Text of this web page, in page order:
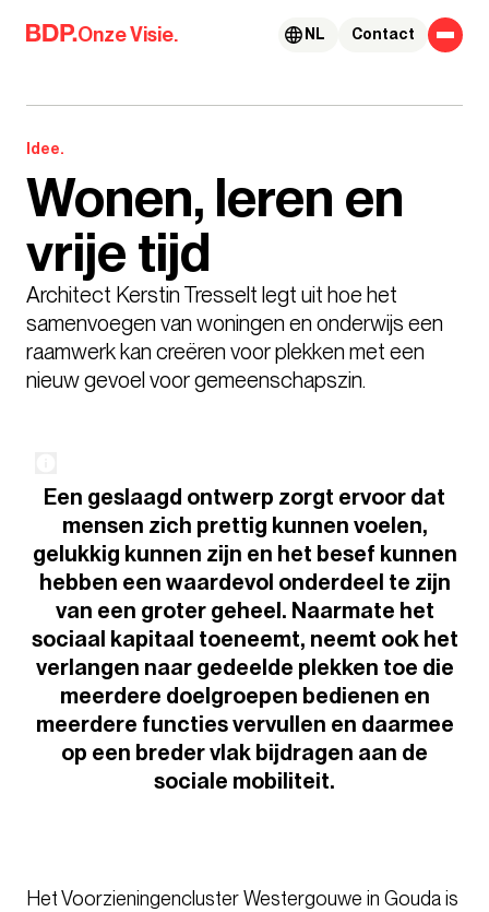
Skip to content
Onze Visie. Contact
NL
Idee.
Wonen, leren en
vrije tijd
Architect Kerstin Tresselt legt uit hoe het
samenvoegen van woningen en onderwijs een
raamwerk kan creëren voor plekken met een
nieuw gevoel voor gemeenschapszin.
Een geslaagd ontwerp zorgt ervoor dat
mensen zich prettig kunnen voelen,
gelukkig kunnen zijn en het besef kunnen
hebben een waardevol onderdeel te zijn
van een groter geheel. Naarmate het
sociaal kapitaal toeneemt, neemt ook het
verlangen naar gedeelde plekken toe die
meerdere doelgroepen bedienen en
meerdere functies vervullen en daarmee
op een breder vlak bijdragen aan de
sociale mobiliteit.
Het Voorzieningencluster Westergouwe in Gouda is